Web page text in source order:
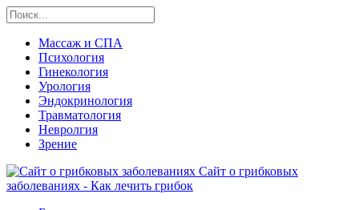
Массаж и СПА
Психология
Гинекология
Урология
Эндокринология
Травматология
Невролгия
Зрение
Сайт о грибковых
заболеваниях - Как лечить грибок